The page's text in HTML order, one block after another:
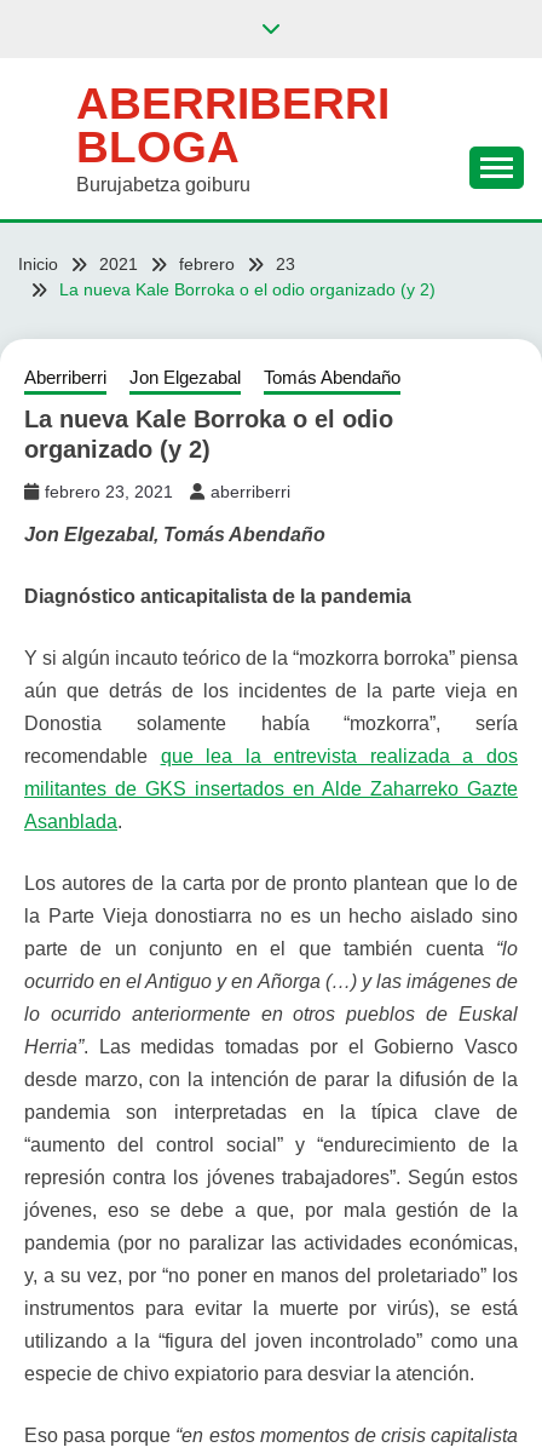
ABERRIBERRI
BLOGA
Burujabetza goiburu
Inicio 2021 febrero
23
La nueva Kale Borroka o el odio organizado (y 2)
Aberriberri Jon Elgezabal Tomás Abendaño
La nueva Kale Borroka o el odio
organizado (y 2)
febrero 23, 2021 aberriberri
Jon Elgezabal, Tomás Abendaño
Diagnóstico anticapitalista de la pandemia
Y si algún incauto teórico de la “mozkorra borroka” piensa
aún que detrás de los incidentes de la parte vieja en
Donostia solamente había “mozkorra”, sería
recomendable que lea la entrevista realizada a dos
militantes de GKS insertados en Alde Zaharreko Gazte
Asanblada.
Los autores de la carta por de pronto plantean que lo de
la Parte Vieja donostiarra no es un hecho aislado sino
parte de un conjunto en el que también cuenta “lo
ocurrido en el Antiguo y en Añorga (…) y las imágenes de
lo ocurrido anteriormente en otros pueblos de Euskal
Herria”. Las medidas tomadas por el Gobierno Vasco
desde marzo, con la intención de parar la difusión de la
pandemia son interpretadas en la típica clave de
“aumento del control social” y “endurecimiento de la
represión contra los jóvenes trabajadores”. Según estos
jóvenes, eso se debe a que, por mala gestión de la
pandemia (por no paralizar las actividades económicas,
y, a su vez, por “no poner en manos del proletariado” los
instrumentos para evitar la muerte por virús), se está
utilizando a la “figura del joven incontrolado” como una
especie de chivo expiatorio para desviar la atención.
Eso pasa porque “en estos momentos de crisis capitalista